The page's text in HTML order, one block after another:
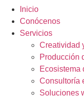
Inicio
Conócenos
Servicios
Creatividad
Producción
Ecosistema
Consultoría
Soluciones